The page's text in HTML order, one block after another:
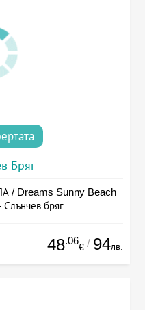
Бряг
/ Dreams Sunny Beach
бряг
48.06
€ / 94лв.